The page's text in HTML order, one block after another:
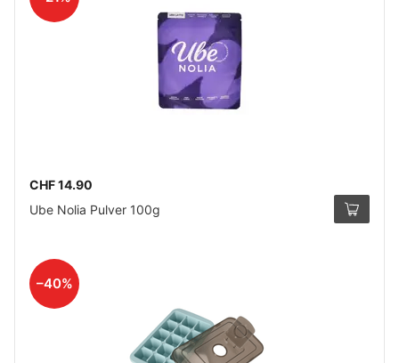
CHF 14.90
Ube Nolia Pulver 100g
–40%